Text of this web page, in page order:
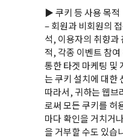
▶ 쿠키 등 사용 목적
– 회원과 비회원의
석, 이용자의 취향과
적, 각종 이벤트 참
통한 타겟 마케팅 및
는 쿠키 설치에 대한
따라서, 귀하는 웹브
로써 모든 쿠키를 허
마다 확인을 거치거
을 거부할 수도 있습